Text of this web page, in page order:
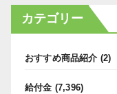
カテゴリー
おすすめ商品紹介 (2)
給付金 (7,396)